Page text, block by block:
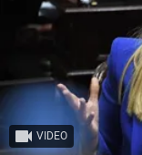
VIDEO